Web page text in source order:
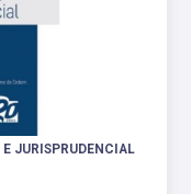
JURISPRUDENCIAL